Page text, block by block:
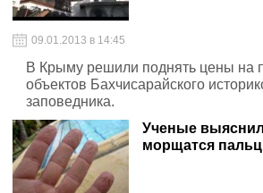
09.01.2013 в 14:45
В Крыму решили поднять цены на
объектов Бахчисарайского
заповедника.
Ученые
морщатся